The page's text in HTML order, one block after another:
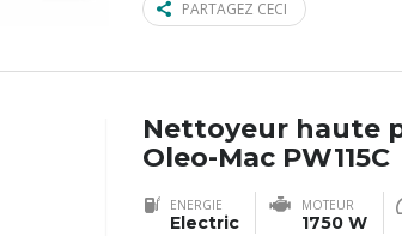
PARTAGEZ CECI
Nettoyeur haute
Oleo-Mac PW115C
ENERGIE
Electric
MOTEUR
1750 W